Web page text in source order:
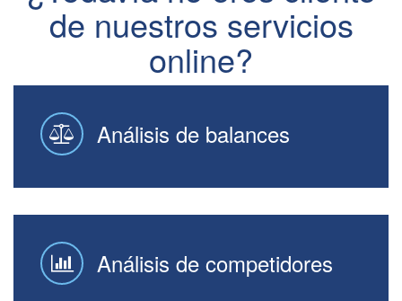
de nuestros servicios
online?
Análisis de balances
Análisis de competidores